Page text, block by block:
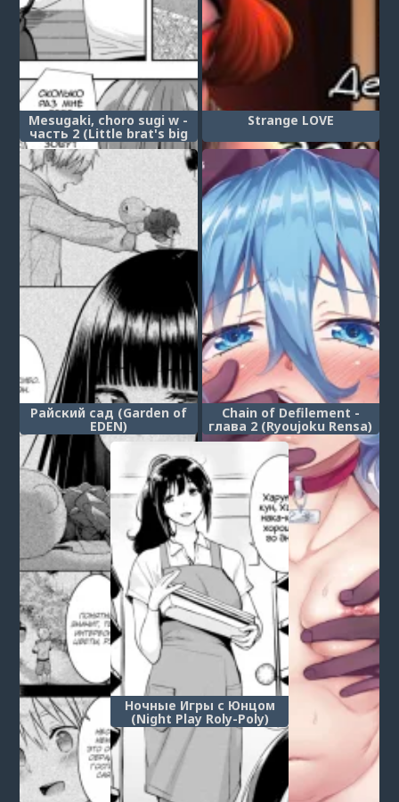
Mesugaki, choro sugi w -
часть 2 (Little brat's big
dream / Большая мечта
маленькой девочки)
Strange LOVE
Райский сад (Garden of
EDEN)
Chain of Defilement -
глава 2 (Ryoujoku Rensa)
Ночные Игры с Юнцом
(Night Play Roly-Poly)
1 ... 75 76 79 80 81